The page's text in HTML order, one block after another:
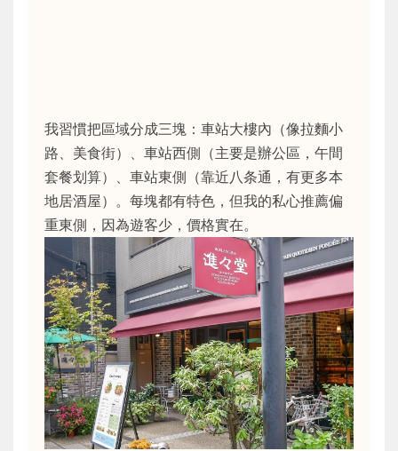
我習慣把區域分成三塊：車站大樓內（像拉麵小
路、美食街）、車站西側（主要是辦公區，午間
套餐划算）、車站東側（靠近八条通，有更多本
地居酒屋）。每塊都有特色，但我的私心推薦偏
重東側，因為遊客少，價格實在。